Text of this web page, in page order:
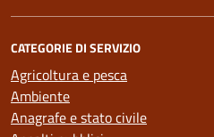
CATEGORIE DI SERVIZIO
Agricoltura e pesca
Ambiente
Anagrafe e stato civile